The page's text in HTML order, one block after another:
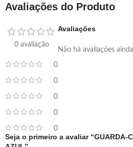
Avaliações do Produto
0 avaliação
0
0
0
0
0
Avaliações
Não há avaliações
Seja o primeiro a avaliar “GUARDA-